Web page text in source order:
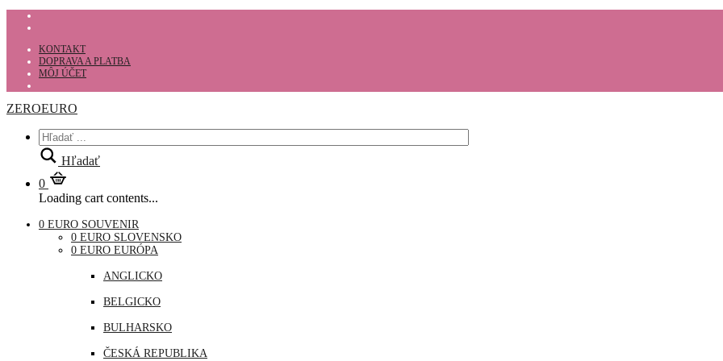
KONTAKT
DOPRAVA A PLATBA
MÔJ ÚČET
ZEROEURO
Hľadať
0
Loading cart contents...
0 EURO SOUVENIR
0 EURO SLOVENSKO
0 EURO EURÓPA
ANGLICKO
BELGICKO
BULHARSKO
ČESKÁ REPUBLIKA